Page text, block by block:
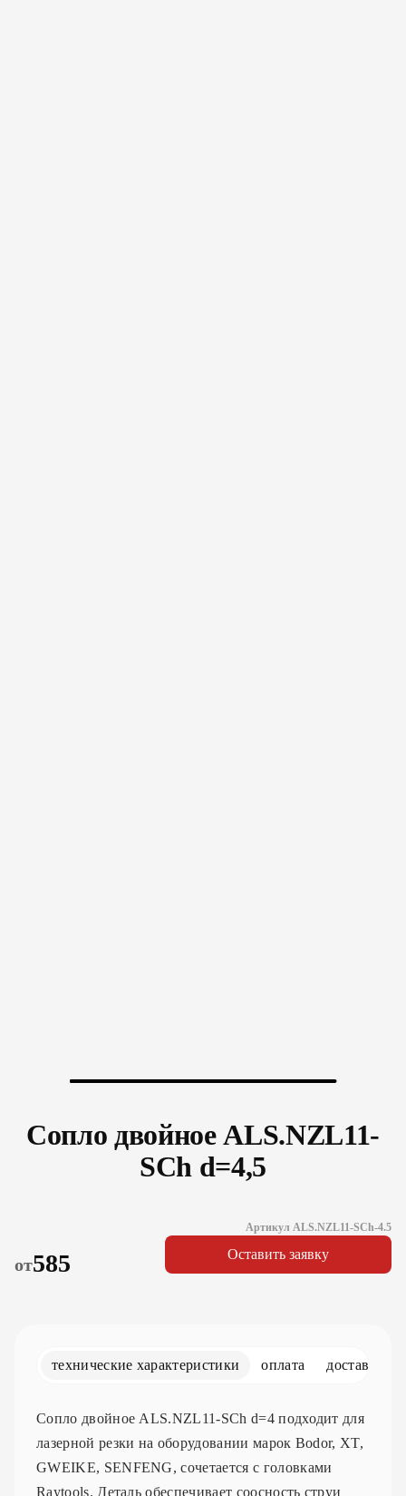
Сопло двойное ALS.NZL11-
SCh d=4,5
Артикул ALS.NZL11-SCh-4.5
от585 Оставить заявку
технические характеристики оплата доставка
Сопло двойное ALS.NZL11-SCh d=4 подходит для
лазерной резки на оборудовании марок Bodor, XT,
GWEIKE, SENFENG, сочетается с головками
Raytools. Деталь обеспечивает соосность струи